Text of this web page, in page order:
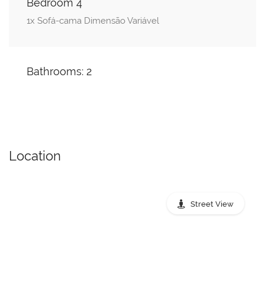
Bedroom 4
1x Sofá-cama Dimensão Variável
Bathrooms: 2
Location
Street View